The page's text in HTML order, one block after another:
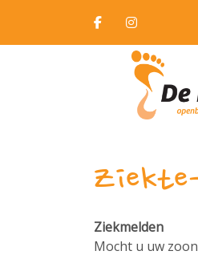
Ziekmelden
Mocht u uw